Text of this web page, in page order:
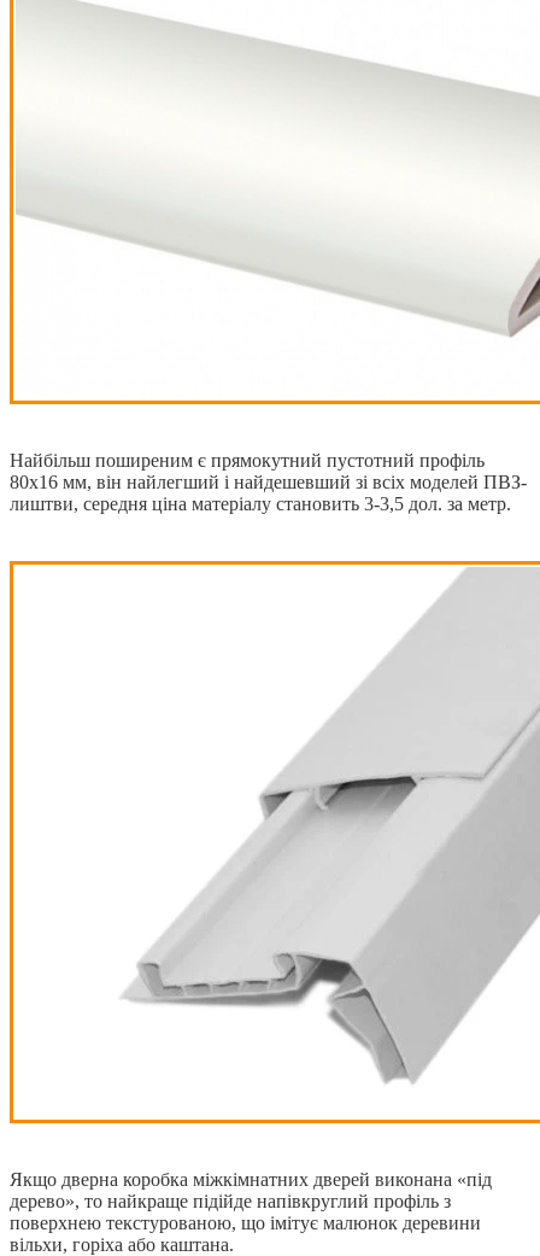
Найбільш поширеним є прямокутний пустотний профіль
80х16 мм, він найлегший і найдешевший зі всіх моделей ПВЗ-
лиштви, середня ціна матеріалу становить 3-3,5 дол. за метр.
Якщо дверна коробка міжкімнатних дверей виконана «під
дерево», то найкраще підійде напівкруглий профіль з
поверхнею текстурованою, що імітує малюнок деревини
вільхи, горіха або каштана.